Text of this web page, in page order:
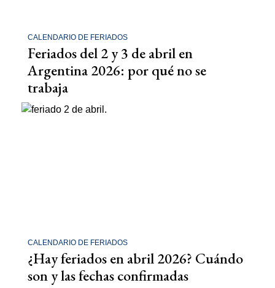
CALENDARIO DE FERIADOS
Feriados del 2 y 3 de abril en
Argentina 2026: por qué no se
trabaja
CALENDARIO DE FERIADOS
¿Hay feriados en abril 2026? Cuándo
son y las fechas confirmadas